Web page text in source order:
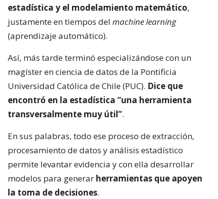
estadística y el modelamiento matemático,
justamente en tiempos del machine learning
(aprendizaje automático).
Así, más tarde terminó especializándose con un
magíster en ciencia de datos de la Pontificia
Universidad Católica de Chile (PUC). Dice que
encontró en la estadística “una herramienta
transversalmente muy útil”.
En sus palabras, todo ese proceso de extracción,
procesamiento de datos y análisis estadístico
permite levantar evidencia y con ella desarrollar
modelos para generar herramientas que apoyen
la toma de decisiones.